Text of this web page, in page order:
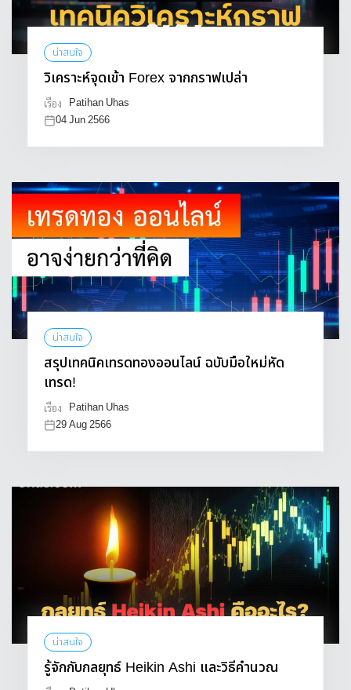
น่าสนใจ
วิเคราะห์จุดเข้า Forex จากกราฟเปล่า
เรื่อง
Patihan Uhas
04 Jun 2566
น่าสนใจ
สรุปเทคนิคเทรดทองออนไลน์ ฉบับมือใหม่หัด
เทรด!
เรื่อง
Patihan Uhas
29 Aug 2566
น่าสนใจ
รู้จักกับกลยุทธ์ Heikin Ashi และวิธีคำนวณ